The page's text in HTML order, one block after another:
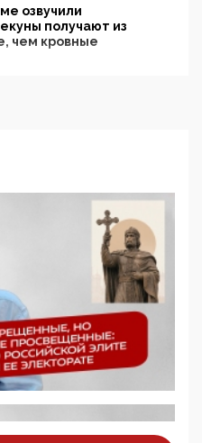
озвучили
получают из
чем кровные
в России, но
определять
Минцифры намерено
право
объекты от
от борца с
контентом